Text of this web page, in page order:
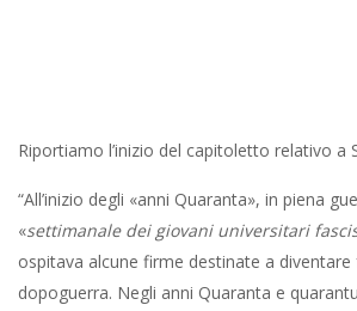
Riportiamo l’inizio del capitoletto relativo a
“All’inizio degli «anni Quaranta», in piena
«settimanale dei giovani universitari
ospitava alcune firme destinate a
dopoguerra. Negli anni Quaranta e